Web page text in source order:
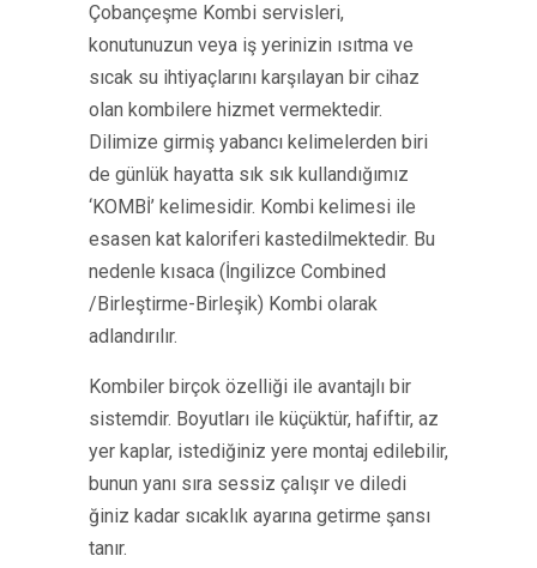
Çobançeşme Kombi servisleri,
konutunuzun veya iş yerinizin ısıtma ve
sıcak su ihtiyaçlarını karşılayan bir cihaz
olan kombilere hizmet vermektedir.
Dilimize girmiş yabancı kelimelerden biri
de günlük hayatta sık sık kullandığımız
‘KOMBİ’ kelimesidir. Kombi kelimesi ile
esasen kat kaloriferi kastedilmektedir. Bu
nedenle kısaca (İngilizce Combined
/Birleştirme-Birleşik) Kombi olarak
adlandırılır.
Kombiler birçok özelliği ile avantajlı bir
sistemdir. Boyutları ile küçüktür, hafiftir, az
yer kaplar, istediğiniz yere montaj edilebilir,
bunun yanı sıra sessiz çalışır ve diledi
ğiniz kadar sıcaklık ayarına getirme şansı
tanır.